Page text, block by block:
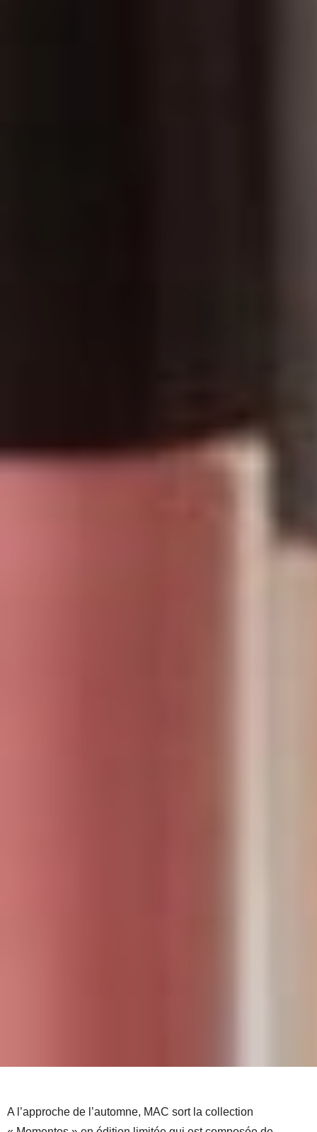
A l’approche de l’automne, MAC sort la collection